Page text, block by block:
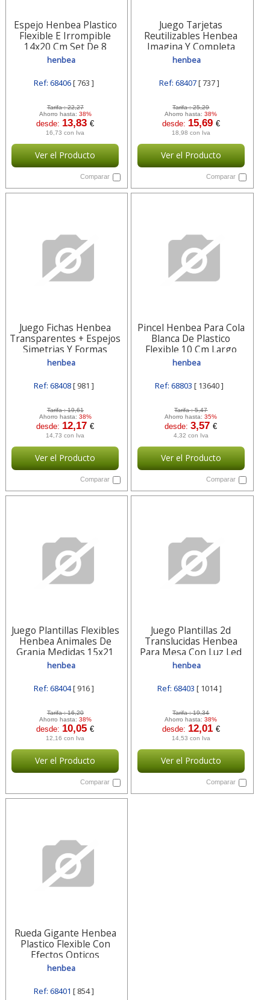
Espejo Henbea Plastico
Flexible E Irrompible
14x20 Cm Set De 8
Unidades 763
henbea
Ref: 68406[ 763 ]
Tarifa :22,27
Ahorro hasta: 38%
desde: 13,83€
16,73 con Iva
Ver el Producto
Comparar
Juego Tarjetas
Reutilizables Henbea
Imagina Y Completa
Plastico Flexible Con
henbea
Ref: 68407[ 737 ]
Tarifa :25,29
Ahorro hasta:38%
desde: 15,69 €
18,98 con Iva
Ver el Producto
Comparar
Juego Fichas Henbea
Transparentes + Espejos
Simetrias Y Formas
21x15 Cm Set 981
henbea
Ref: 68408[ 981 ]
Tarifa :19,61
Ahorro hasta: 38%
desde: 12,17€
14,73 con Iva
Ver el Producto
Comparar
Pincel Henbea Para Cola
Blanca De Plastico
Flexible 10 Cm Largo
Bolsa 13640
henbea
Ref: 68803[ 13640 ]
Tarifa :5,47
Ahorro hasta:35%
desde:3,57€
4,32 con Iva
Ver el Producto
Comparar
Juego Plantillas Flexibles
Henbea Animales De
Granja Medidas 15x21
Cm Set 6 916
henbea
Ref: 68404[ 916 ]
Tarifa :16,20
Ahorro hasta: 38%
desde: 10,05€
12,16 con Iva
Ver el Producto
Comparar
Juego Plantillas 2d
Translucidas Henbea
Para Mesa Con Luz Led
Colores Surtidos 1014
henbea
Ref: 68403 [ 1014 ]
Tarifa :19,34
Ahorro hasta:38%
desde: 12,01 €
14,53 con Iva
Ver el Producto
Comparar
Rueda Gigante Henbea
Plastico Flexible Con
Efectos Opticos
Diametro 50 Cm Set 854
henbea
Ref: 68401 [ 854 ]